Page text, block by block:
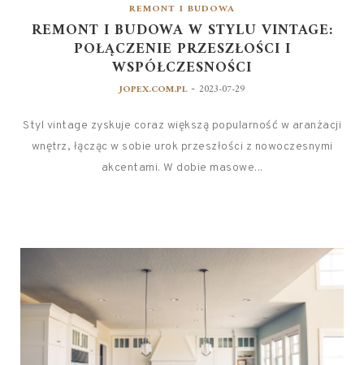
REMONT I BUDOWA
REMONT I BUDOWA W STYLU VINTAGE:
POŁĄCZENIE PRZESZŁOŚCI I
WSPÓŁCZESNOŚCI
JOPEX.COM.PL - 2023-07-29
Styl vintage zyskuje coraz większą popularność w aranżacji
wnętrz, łącząc w sobie urok przeszłości z nowoczesnymi
akcentami. W dobie masowe...